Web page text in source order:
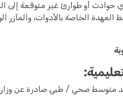
أي حوادث أو طوارئ غير متوقعة إلى
العهدة الخاصة بالأدوات،
متوسط صحي / طبي صادرة عن وزارة